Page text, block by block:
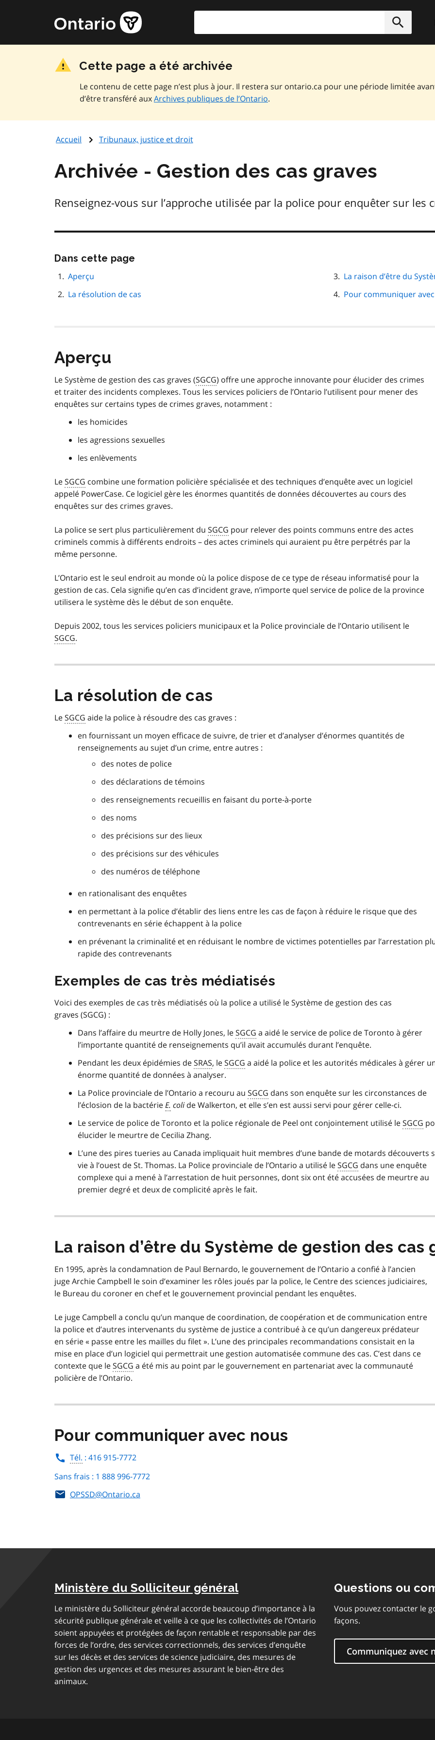
principal
Page
d'accueil
de
Cette page a été archivée
Le contenu de cette page n’est plus à jour. Il restera sur ontario.ca pour une période limitée
d’être transféré auxArchives publiques de l’Ontario.
Accueil Tribunaux, justice et droit
Gestion des cas graves
Renseignez-vous sur l’approche utilisée par la police pour enquêter sur les
Dans cette page
Aperçu
La résolution de cas
La raison d’être du
Pour communiquer
Aperçu
Le Système de gestion des cas graves (SGCG) offre une approche innovante pour élucider des crimes
et traiter des incidents complexes. Tous les services policiers de l’Ontario l’utilisent pour mener des
enquêtes sur certains types de crimes graves, notamment :
les homicides
les agressions sexuelles
les enlèvements
LeSGCG combine une formation policière spécialisée et des techniques d’enquête avec un logiciel
appelé PowerCase. Ce logiciel gère les énormes quantités de données découvertes au cours des
enquêtes sur des crimes graves.
La police se sert plus particulièrement du SGCG pour relever des points communs entre des actes
criminels commis à différents endroits – des actes criminels qui auraient pu être perpétrés par la
même personne.
L’Ontario est le seul endroit au monde où la police dispose de ce type de réseau informatisé pour la
gestion de cas. Cela signifie qu’en cas d’incident grave, n’importe quel service de police de la province
utilisera le système dès le début de son enquête.
Depuis 2002, tous les services policiers municipaux et la Police provinciale de l’Ontario utilisent le
SGCG.
La résolution de cas
LeSGCG aide la police à résoudre des cas graves :
en fournissant un moyen efficace de suivre, de trier et d’analyser d’énormes quantités de
renseignements au sujet d’un crime, entre autres :
des notes de police
des déclarations de témoins
des renseignements recueillis en faisant du porte-à-porte
des noms
des précisions sur des lieux
des précisions sur des véhicules
des numéros de téléphone
en rationalisant des enquêtes
en permettant à la police d’établir des liens entre les cas de façon à réduire le risque que des
contrevenants en série échappent à la police
en prévenant la criminalité et en réduisant le nombre de victimes potentielles par l’arrestation
rapide des contrevenants
Exemples de cas très médiatisés
Voici des exemples de cas très médiatisés où la police a utilisé le Système de gestion des cas
graves (SGCG) :
Dans l’affaire du meurtre de Holly Jones, leSGCG a aidé le service de police de Toronto à gérer
l’importante quantité de renseignements qu’il avait accumulés durant l’enquête.
Pendant les deux épidémies deSRAS, leSGCG a aidé la police et les autorités médicales à gérer
énorme quantité de données à analyser.
La Police provinciale de l’Ontario a recouru au SGCG dans son enquête sur les circonstances de
l’éclosion de la bactérieE. colide Walkerton, et elle s’en est aussi servi pour gérer celle-ci.
Le service de police de Toronto et la police régionale de Peel ont conjointement utilisé leSGCG
élucider le meurtre de Cecilia Zhang.
L’une des pires tueries au Canada impliquait huit membres d’une bande de motards découverts
vie à l’ouest de St. Thomas. La Police provinciale de l’Ontario a utilisé leSGCG dans une enquête
complexe qui a mené à l’arrestation de huit personnes, dont six ont été accusées de meurtre au
premier degré et deux de complicité après le fait.
La raison d’être du Système de gestion des cas
En 1995, après la condamnation de Paul Bernardo, le gouvernement de l’Ontario a confié à l’ancien
juge Archie Campbell le soin d’examiner les rôles joués par la police, le Centre des sciences judiciaires,
le Bureau du coroner en chef et le gouvernement provincial pendant les enquêtes.
Le juge Campbell a conclu qu’un manque de coordination, de coopération et de communication entre
la police et d’autres intervenants du système de justice a contribué à ce qu’un dangereux prédateur
en série « passe entre les mailles du filet ». L’une des principales recommandations consistait en la
mise en place d’un logiciel qui permettrait une gestion automatisée commune des cas. C’est dans ce
contexte que leSGCG a été mis au point par le gouvernement en partenariat avec la communauté
policière de l’Ontario.
Pour communiquer avec nous
Tél. : 416 915-7772
Sans frais : 1 888 996-7772
OPSSD@Ontario.ca
Ministère du Solliciteur général
Le ministère du Solliciteur général accorde beaucoup d’importance à la
sécurité publique générale et veille à ce que les collectivités de l’Ontario
soient appuyées et protégées de façon rentable et responsable par des
forces de l’ordre, des services correctionnels, des services d’enquête
sur les décès et des services de science judiciaire, des mesures de
gestion des urgences et des mesures assurant le bien-être des
animaux.
Questions ou
Vous pouvez contacter le
façons.
Communiquez avec